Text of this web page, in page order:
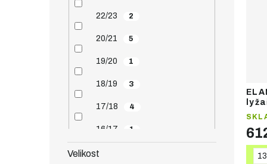
Velikost
22/23 2
20/21 5
19/20 1
18/19 3
17/18 4
16/17 1
15/16